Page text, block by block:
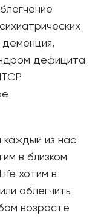
деменция,
дефицита
каждый из нас
в близком
хотим в
облегчить
возрасте